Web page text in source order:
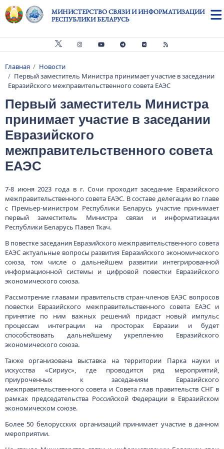
Перейти к основному содержанию
МИНИСТЕРСТВО СВЯЗИ И ИНФОРМАТИЗАЦИИ
РЕСПУБЛИКИ БЕЛАРУСЬ
Строка навигации
Главная
Новости
Первый заместитель Министра принимает участие в заседании
Евразийского межправительственного совета ЕАЭС
Первый заместитель Министра
принимает участие в заседании
Евразийского
межправительственного совета
ЕАЭС
7-8 июня 2023 года в г. Сочи проходит заседание Евразийского
межправительственного совета ЕАЭС. В составе делегации во главе
с Премьер-министром Республики Беларусь участие принимает
первый заместитель Министра связи и информатизации
Республики Беларусь Павел Ткач.
В повестке заседания Евразийского межправительственного совета
ЕАЭС актуальные вопросы развития Евразийского экономического
союза, том числе о дальнейшем развитии интегрированной
информационной системы и цифровой повестки Евразийского
экономического союза.
Рассмотрение главами правительств стран-членов ЕАЭС вопросов
повестки Евразийского межправительственного совета ЕАЭС и
принятие по ним важных решений придаст новый импульс
процессам интеграции на просторах Евразии и будет
способствовать дальнейшему укреплению Евразийского
экономического союза.
Также организована выставка на территории Парка науки и
искусства «Сириус», где проводится ряд мероприятий,
приуроченных к заседаниям Евразийского
межправительственного совета и Совета глав правительств СНГ в
рамках председательства Российской Федерации в Евразийском
экономическом союзе.
Более 50 белорусских организаций принимает участие в данном
мероприятии.